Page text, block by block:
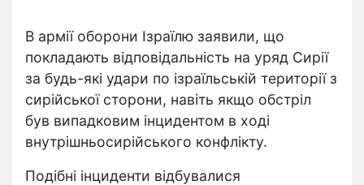
В армії оборони Ізраїлю заявили, що
покладають відповідальність на уряд Сирії
за будь-які удари по ізраїльській території з
сирійської сторони, навіть якщо обстріл
був випадковим інцидентом в ході
внутрішньосирійського конфлікту.
Подібні інциденти відбувалися